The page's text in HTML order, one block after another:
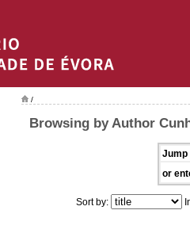
/
Browsing by Author
Jump
or
Sort by: